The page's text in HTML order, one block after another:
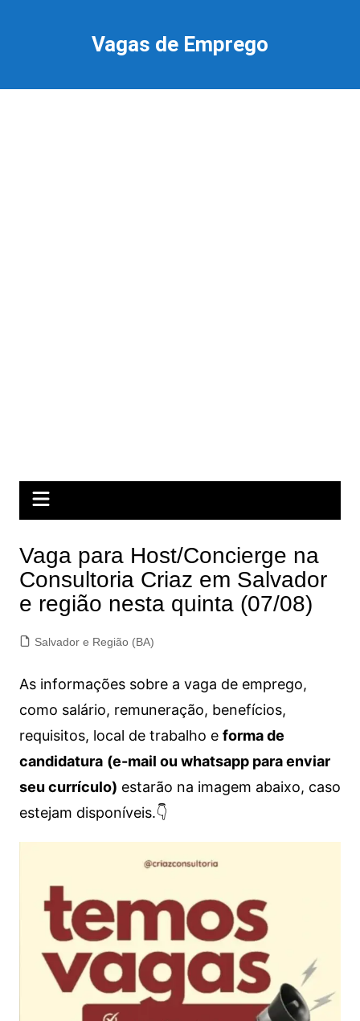
Vagas de Emprego
Vaga para Host/Concierge na
Consultoria Criaz em Salvador
e região nesta quinta (07/08)
Salvador e Região (BA)
As informações sobre a vaga de emprego,
como salário, remuneração, benefícios,
requisitos, local de trabalho e forma de
candidatura (e-mail ou whatsapp para enviar
seu currículo) estarão na imagem abaixo, caso
estejam disponíveis.👇